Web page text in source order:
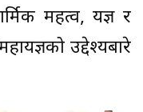
महत्व, यज्ञ र
उद्देश्यबारे